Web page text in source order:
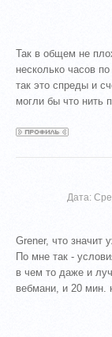
Так в общем не
несколько часов
так это спреды и
могли бы что нить
Дата:
Grener, что значит
По мне так -
в чем то даже и
вебмани, и 20 мин.